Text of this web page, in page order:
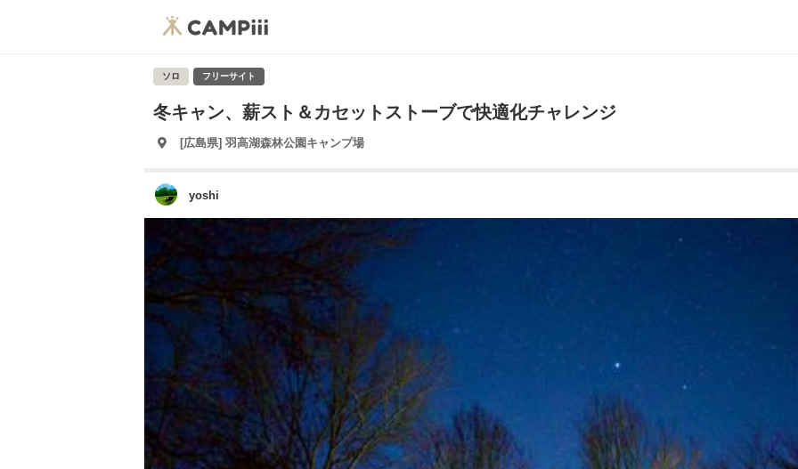
ソロ フリーサイト
冬キャン、薪スト＆カセットストーブで快適化チャレンジ
[広島県] 羽高湖森林公園キャンプ場
yoshi